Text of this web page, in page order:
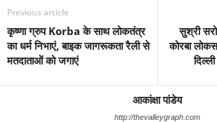
Previous article
कृष्णा ग्रुप Korba के साथ लोकतंत्र
का धर्म निभाएं, बाइक जागरूकता रैली से
मतदाताओं को जगाएं
सुश्री
कोरबा
आकांक्षा पांडेय
http://thevalleygraph.com